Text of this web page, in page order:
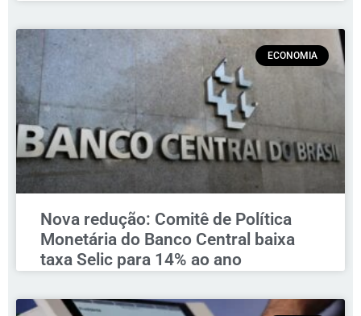
ECONOMIA
Nova redução: Comitê de Política
Monetária do Banco Central baixa
taxa Selic para 14% ao ano